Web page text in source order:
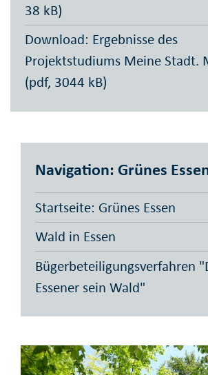
38 kB)
Download: Ergebnisse des
Projektstudiums Meine Stadt.
(pdf, 3044 kB)
Navigation: Grünes
Startseite: Grünes Essen
Wald in Essen
Bügerbeteiligungsverfahren
Essener sein Wald"